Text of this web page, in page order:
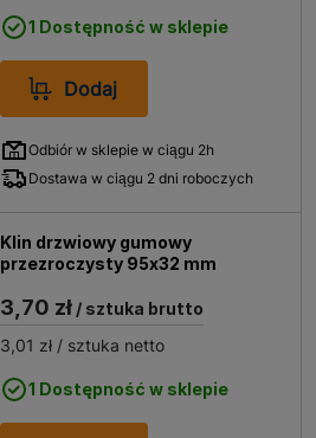
1 Dostępność w sklepie
Dodaj
Odbiór w sklepie w ciągu 2h
Dostawa w ciągu 2 dni roboczych
Klin drzwiowy gumowy
przezroczysty 95x32 mm
3,70 zł / sztuka brutto
3,01 zł / sztuka netto
1 Dostępność w sklepie